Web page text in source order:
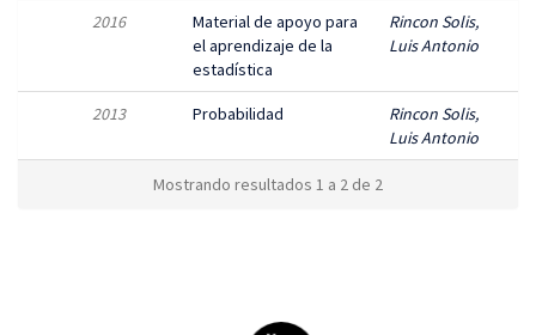
2016
Material de apoyo para
el aprendizaje de la
estadística
Rincon Solis,
Luis Antonio
2013 Probabilidad
Rincon Solis,
Luis Antonio
Mostrando resultados 1 a 2 de 2